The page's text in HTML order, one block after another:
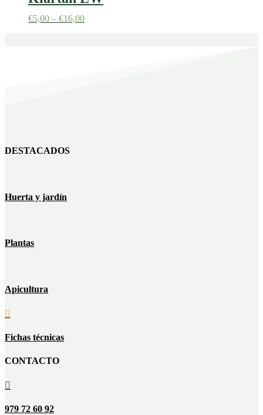
€5,00 – €16,00
DESTACADOS
Huerta y jardín
Plantas
Apicultura

Fichas técnicas
CONTACTO

979 72 60 92